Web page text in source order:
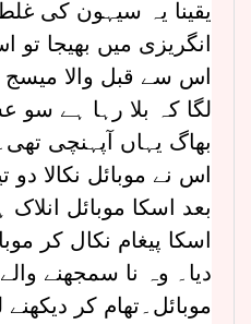
یقینا یہ سیہون کی
انگریزی میں بھیجا تو
اس سے قبل والا میسج
لگا کہ بلا رہا ہے سو
بھاگ یہاں آپہنچی تھی۔
اس نے موبائل نکالا
بعد اسکا موبائل
اسکا پیغام نکال کر
دیا۔ وہ نا سمجھنے والے
موبائل۔تھام کر